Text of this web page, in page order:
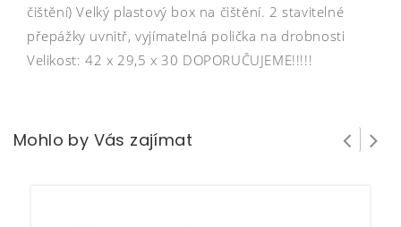
čištění) Velký plastový box na čištění. 2 stavitelné
přepážky uvnitř, vyjímatelná polička na drobnosti
Velikost: 42 x 29,5 x 30 DOPORUČUJEME!!!!!
Mohlo by Vás zajímat